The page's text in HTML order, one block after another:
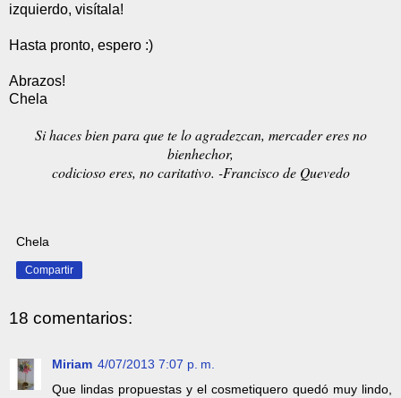
izquierdo, visítala!
Hasta pronto, espero :)
Abrazos!
Chela
Si haces bien para que te lo agradezcan, mercader eres no
bienhechor,
codicioso eres, no caritativo. -Francisco de Quevedo
Chela
Compartir
18 comentarios:
Miriam 4/07/2013 7:07 p. m.
Que lindas propuestas y el cosmetiquero quedó muy lindo,